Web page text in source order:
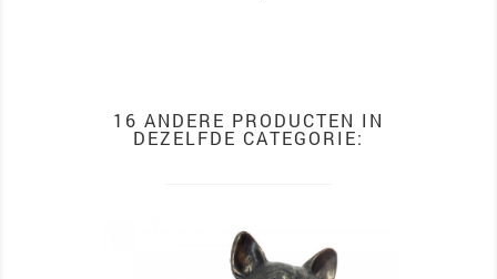
16 ANDERE PRODUCTEN IN
DEZELFDE CATEGORIE: